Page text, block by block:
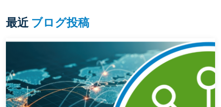
最近ブログ投稿